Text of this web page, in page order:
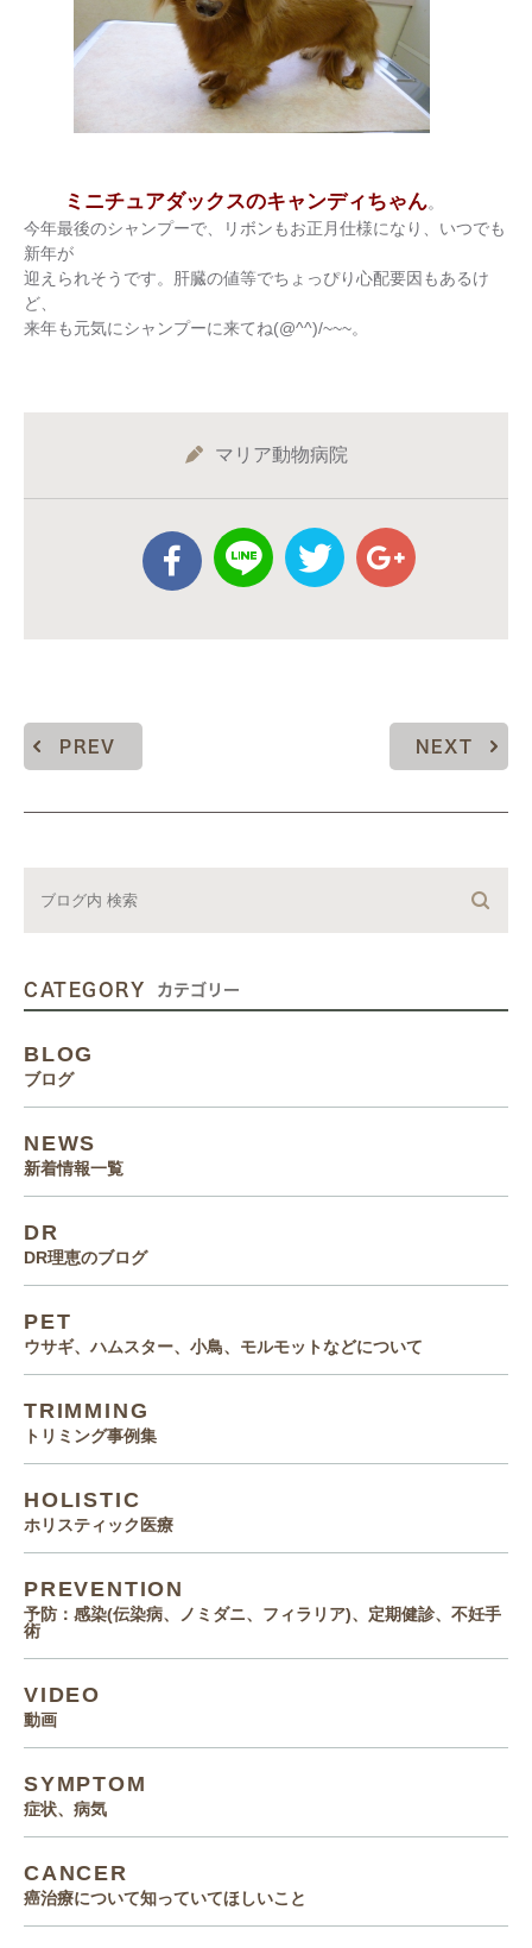
ミニチュアダックスのキャンディちゃん。
今年最後のシャンプーで、リボンもお正月仕様になり、いつでも
新年が
迎えられそうです。肝臓の値等でちょっぴり心配要因もあるけ
ど、
来年も元気にシャンプーに来てね(@^^)/~~~。
マリア動物病院
PREV NEXT
CATEGORY カテゴリー
BLOG
ブログ
NEWS
新着情報一覧
DR
DR理恵のブログ
PET
ウサギ、ハムスター、小鳥、モルモットなどについて
TRIMMING
トリミング事例集
HOLISTIC
ホリスティック医療
PREVENTION
予防：感染(伝染病、ノミダニ、フィラリア)、定期健診、不妊手
術
VIDEO
動画
SYMPTOM
症状、病気
CANCER
癌治療について知っていてほしいこと